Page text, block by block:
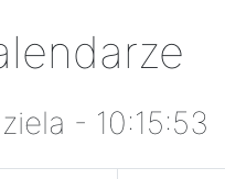
- 10:15:53